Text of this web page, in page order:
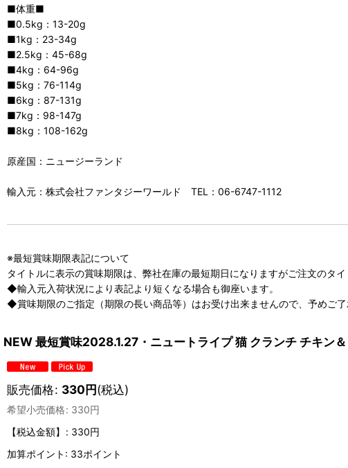
■体重■
■0.5kg：13-20g
■1kg：23-34g
■2.5kg：45-68g
■4kg：64-96g
■5kg：76-114g
■6kg：87-131g
■7kg：98-147g
■8kg：108-162g
原産国：ニュージーランド
輸入元：株式会社ファンタジーワールド TEL：06-6747-1112
※最短賞味期限表記について
タイトルに表示の賞味期限は、弊社在庫の最短期日になりますがご注文のタ
◆輸入元入荷状況により表記より短くなる場合も御座います。
◆賞味期限のご指定（期限の長い商品等）はお受け出来ませんので、予めご了
NEW 最短賞味2028.1.27・ニュートライプ 猫 クランチ チキ
販売価格: 330円(税込)
希望小売価格: 330円
【税込金額】
: 330円
加算ポイント: 33ポイント